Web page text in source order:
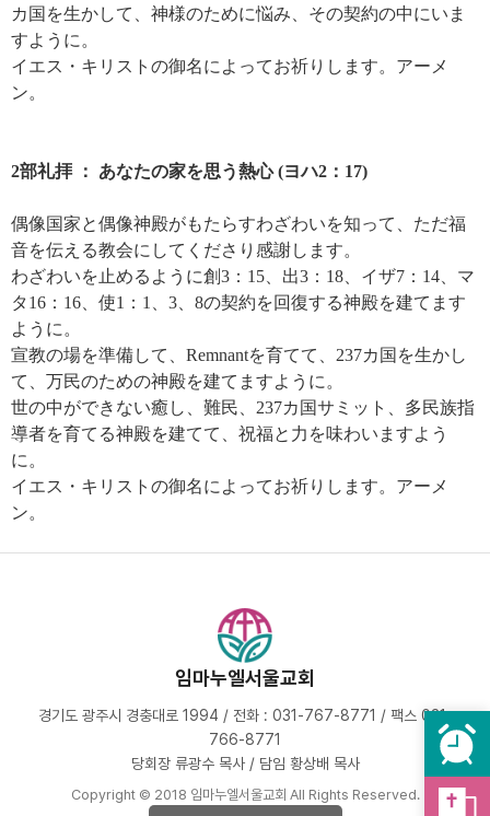
カ国を生かして、神様のために悩み、その契約の中にいま
すように。
イエス・キリストの御名によってお祈りします。アーメ
ン。
2部礼拝 ： あなたの家を思う熱心 (ヨハ2：17)
偶像国家と偶像神殿がもたらすわざわいを知って、ただ福
音を伝える教会にしてくださり感謝します。
わざわいを止めるように創3：15、出3：18、イザ7：14、マ
タ16：16、使1：1、3、8の契約を回復する神殿を建てます
ように。
宣教の場を準備して、Remnantを育てて、237カ国を生かし
て、万民のための神殿を建てますように。
世の中ができない癒し、難民、237カ国サミット、多民族指
導者を育てる神殿を建てて、祝福と力を味わいますよう
に。
イエス・キリストの御名によってお祈りします。アーメ
ン。
임마누엘서울교회
경기도 광주시 경충대로 1994 / 전화 : 031-767-8771 / 팩스 031-
766-8771
당회장 류광수 목사 / 담임 황상배 목사
Copyright © 2018 임마누엘서울교회 All Rights Reserved.